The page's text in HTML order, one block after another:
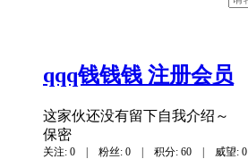
qqq钱钱钱 注册会员
这家伙还没有留下自我介绍～
保密
关注: 0 | 粉丝: 0 | 积分: 60 | 威望: 0